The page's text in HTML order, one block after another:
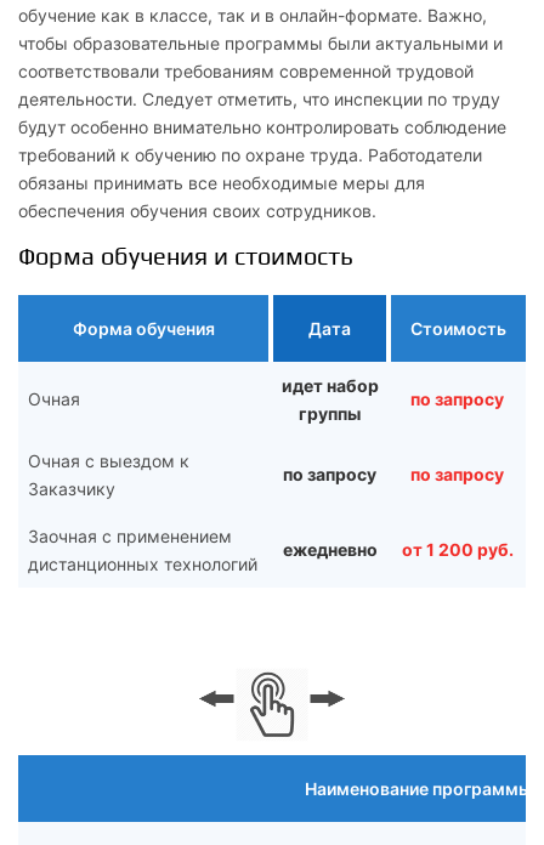
обучение как в классе, так и в онлайн-формате. Важно,
чтобы образовательные программы были актуальными и
соответствовали требованиям современной трудовой
деятельности. Следует отметить, что инспекции по труду
будут особенно внимательно контролировать соблюдение
требований к обучению по охране труда. Работодатели
обязаны принимать все необходимые меры для
обеспечения обучения своих сотрудников.
Форма обучения и стоимость
Форма обучения Дата Стоимость
Очная
идет набор
группы
по запросу
Очная с выездом к
Заказчику
по запросу по запросу
Заочная с применением
дистанционных технологий
ежедневно от 1 200 руб.
Наименование программы